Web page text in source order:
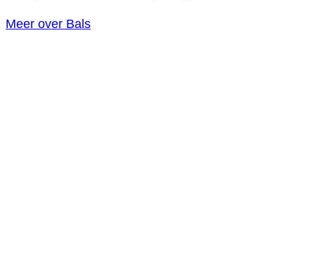
Meer over Bals